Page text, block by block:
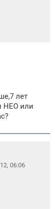
лет
НЕО или
06:06